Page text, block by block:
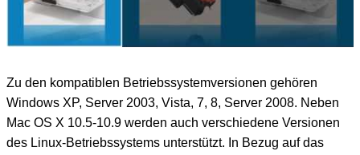
Zu den kompatiblen Betriebssystemversionen gehören
Windows XP, Server 2003, Vista, 7, 8, Server 2008. Neben
Mac OS X 10.5-10.9 werden auch verschiedene Versionen
des Linux-Betriebssystems unterstützt. In Bezug auf das